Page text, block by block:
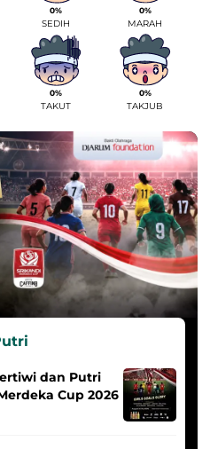
0%
SEDIH
0%
MARAH
0%
TAKUT
0%
TAKJUB
dan Putri
Cup 2026